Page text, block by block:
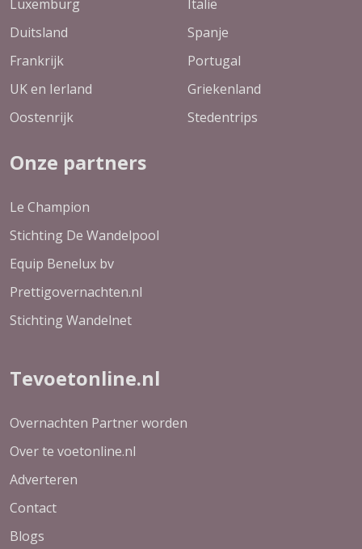
Luxemburg
Duitsland
Frankrijk
UK en Ierland
Oostenrijk
Italië
Spanje
Portugal
Griekenland
Stedentrips
Onze partners
Le Champion
Stichting De Wandelpool
Equip Benelux bv
Prettigovernachten.nl
Stichting Wandelnet
Tevoetonline.nl
Overnachten Partner worden
Over te voetonline.nl
Adverteren
Contact
Blogs